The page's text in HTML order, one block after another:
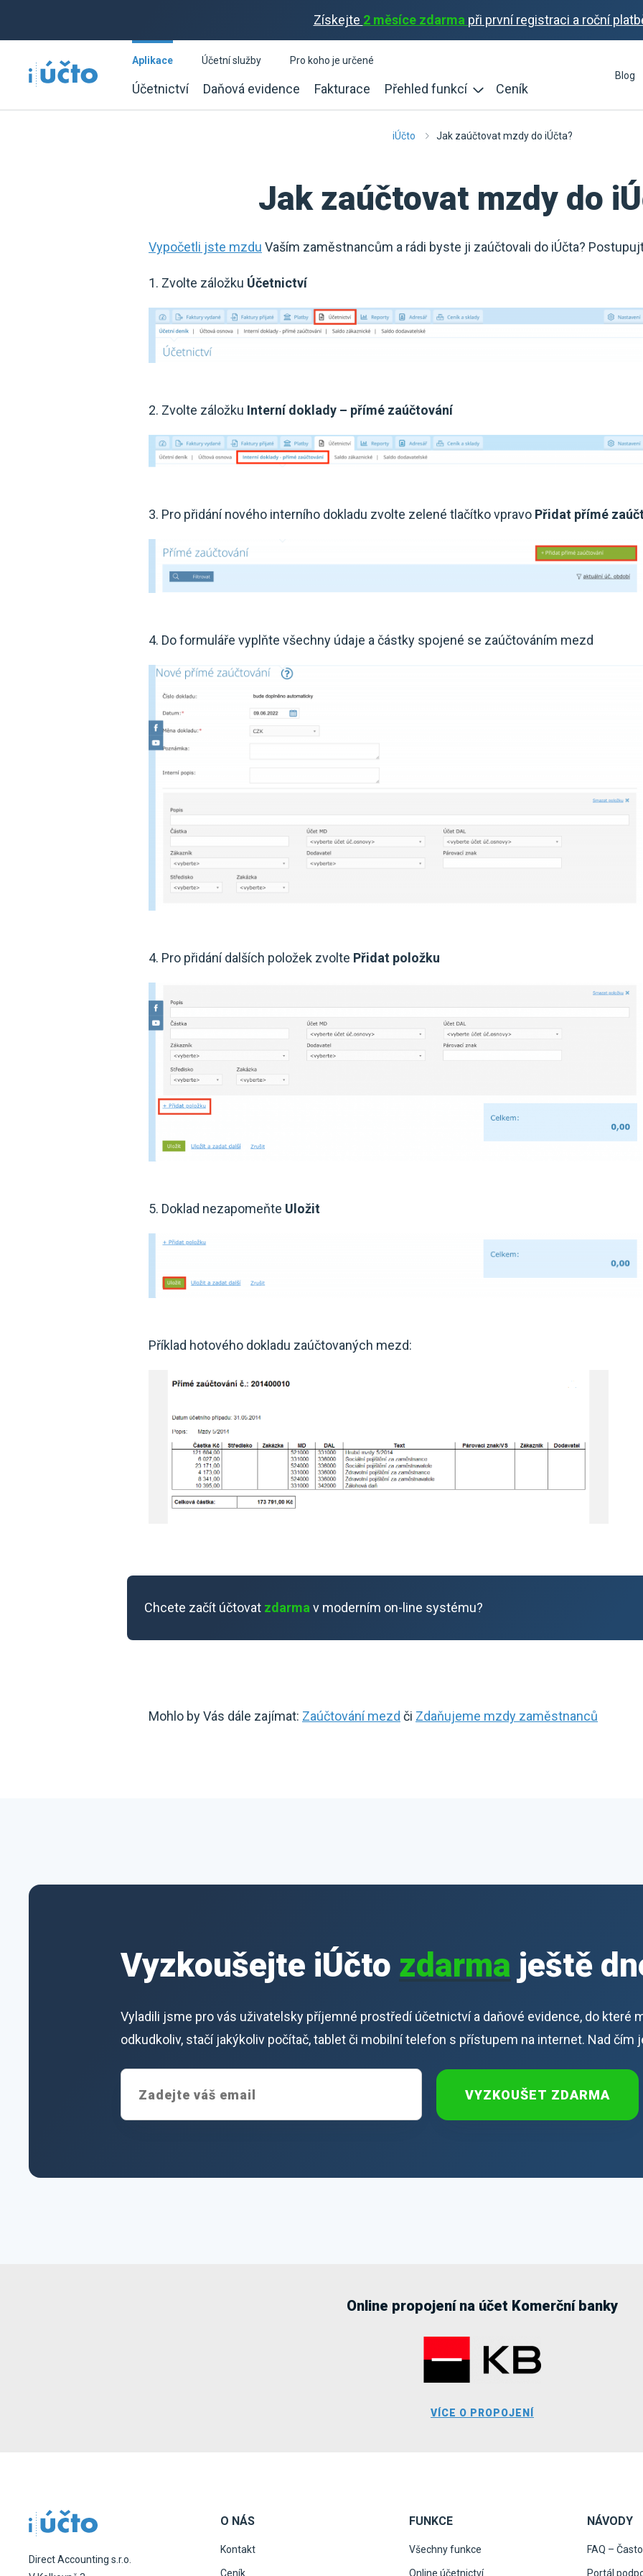
Získejte 2 měsíce zdarma při první registraci a roční
Aplikace
Účetnictví Daňová evidence Fakturace Přehled funkcí Ceník
Účetní služby
Pro koho je určené
Blog
iÚčto Jak zaúčtovat mzdy do iÚčta?
Jak zaúčtovat mzdy do
Vypočetli jste mzdu Vaším zaměstnancům a rádi byste ji zaúčtovali do iÚčta?
1. Zvolte záložku Účetnictví
2. Zvolte záložku Interní doklady – přímé zaúčtování
3. Pro přidání nového interního dokladu zvolte zelené tlačítko vpravo Přidat přímé
4. Do formuláře vyplňte všechny údaje a částky spojené se zaúčtováním mezd
4. Pro přidání dalších položek zvolte Přidat položku
5. Doklad nezapomeňte Uložit
Příklad hotového dokladu zaúčtovaných mezd:
Chcete začít účtovat zdarmav moderním on-line systému?
Mohlo by Vás dále zajímat: Zaúčtování mezd či Zdaňujeme mzdy zaměstnanců
Vyzkoušejte iÚčto zdarma ještě
Vyladili jsme pro vás uživatelsky příjemné prostředí účetnictví a daňové evidence, do které
odkudkoliv, stačí jakýkoliv počítač, tablet či mobilní telefon s přístupem na internet. Nad čím
VYZKOUŠET ZDARMA
Online propojení na účet Komerční banky
VÍCE O PROPOJENÍ
Direct Accounting s.r.o.
O NÁS
Kontakt
Ceník
FUNKCE
Všechny funkce
Online účetnictví
NÁVODY
FAQ –
Portál